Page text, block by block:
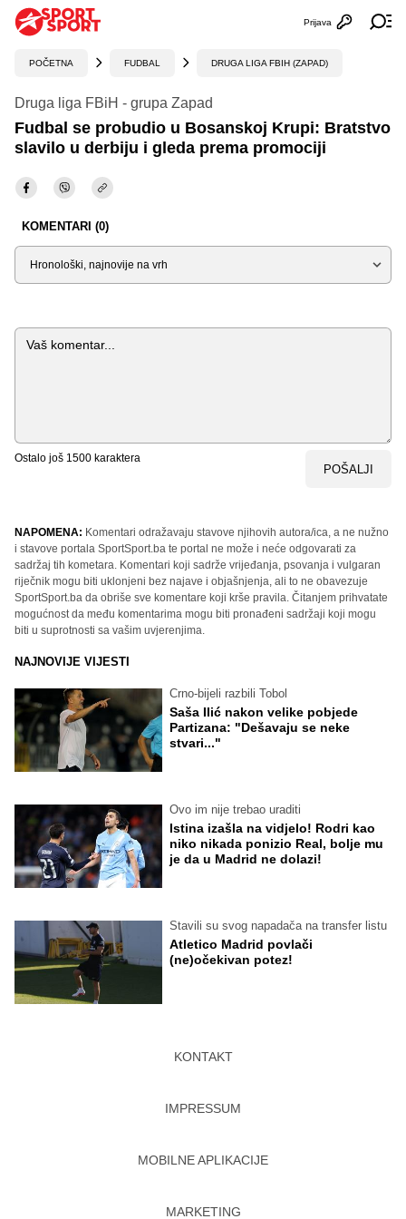
Otvori
Prijava
POČETNA FUDBAL DRUGA LIGA FBIH (ZAPAD)
Druga liga FBiH - grupa Zapad
Fudbal se probudio u Bosanskoj Krupi: Bratstvo
slavilo u derbiju i gleda prema promociji
KOMENTARI (0)
Sortiraj
Komentar
Ostalo još 1500 karaktera
POŠALJI
NAPOMENA: Komentari odražavaju stavove njihovih autora/ica, a ne nužno
i stavove portala SportSport.ba te portal ne može i neće odgovarati za
sadržaj tih kometara. Komentari koji sadrže vrijeđanja, psovanja i vulgaran
riječnik mogu biti uklonjeni bez najave i objašnjenja, ali to ne obavezuje
SportSport.ba da obriše sve komentare koji krše pravila. Čitanjem prihvatate
mogućnost da među komentarima mogu biti pronađeni sadržaji koji mogu
biti u suprotnosti sa vašim uvjerenjima.
NAJNOVIJE VIJESTI
Crno-bijeli razbili Tobol
Saša Ilić nakon velike pobjede
Partizana: "Dešavaju se neke
stvari..."
Ovo im nije trebao uraditi
Istina izašla na vidjelo! Rodri kao
niko nikada ponizio Real, bolje mu
je da u Madrid ne dolazi!
Stavili su svog napadača na transfer listu
Atletico Madrid povlači
(ne)očekivan potez!
KONTAKT
IMPRESSUM
MOBILNE APLIKACIJE
MARKETING